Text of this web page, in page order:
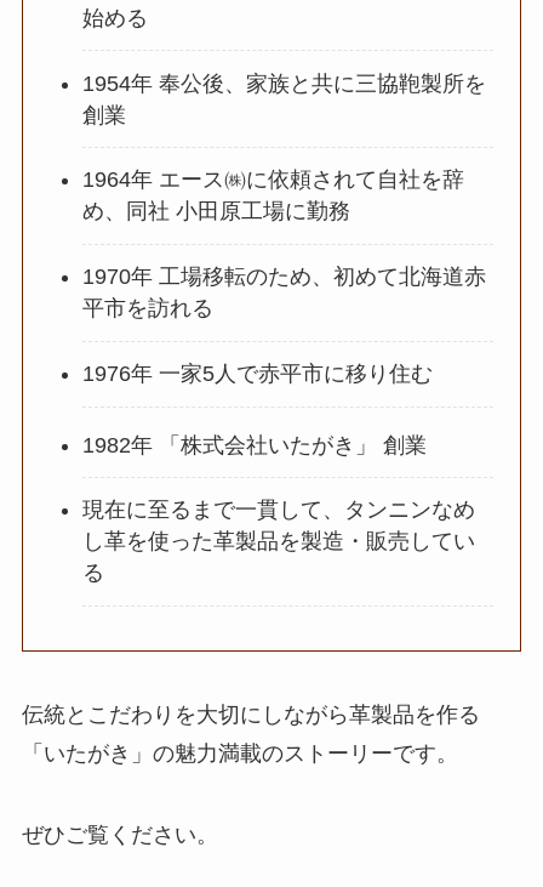
始める
1954年 奉公後、家族と共に三協鞄製所を
創業
1964年 エース㈱に依頼されて自社を辞
め、同社 小田原工場に勤務
1970年 工場移転のため、初めて北海道赤
平市を訪れる
1976年 一家5人で赤平市に移り住む
1982年 「株式会社いたがき」 創業
現在に至るまで一貫して、タンニンなめ
し革を使った革製品を製造・販売してい
る
伝統とこだわりを大切にしながら革製品を作る
「いたがき」の魅力満載のストーリーです。
ぜひご覧ください。